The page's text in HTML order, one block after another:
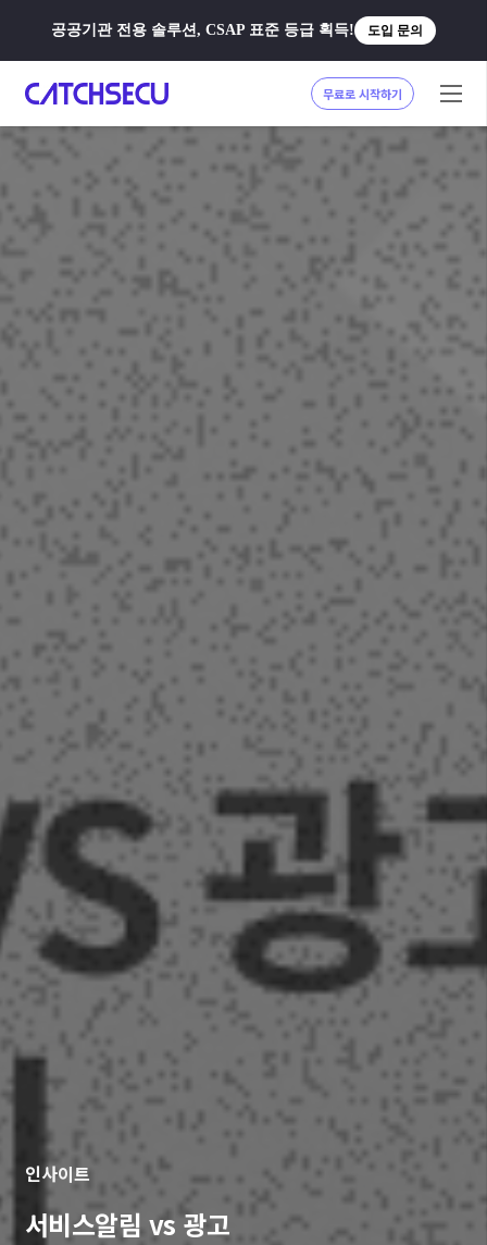
공공기관 전용 솔루션, CSAP 표준 등급 획득! 도입 문의
무료로 시작하기
인사이트
서비스알림 vs 광고